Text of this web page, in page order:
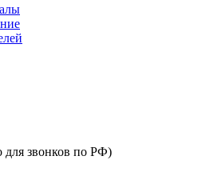
для звонков по РФ)